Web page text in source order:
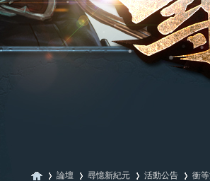
論壇 尋憶新紀元 活動公告 衝